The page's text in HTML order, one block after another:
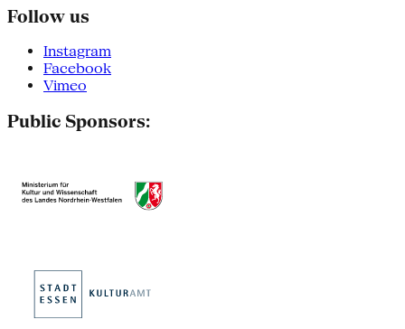
Follow us
Instagram
Facebook
Vimeo
Public Sponsors: